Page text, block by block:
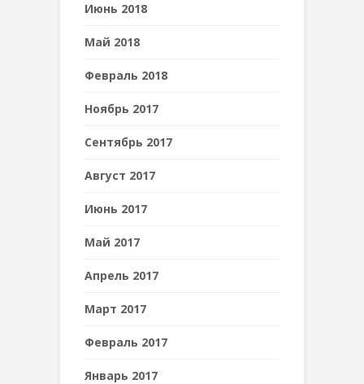
Июнь 2018
Май 2018
Февраль 2018
Ноябрь 2017
Сентябрь 2017
Август 2017
Июнь 2017
Май 2017
Апрель 2017
Март 2017
Февраль 2017
Январь 2017